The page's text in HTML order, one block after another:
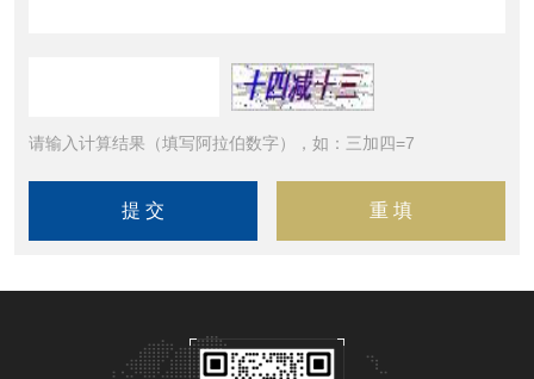
请输入计算结果（填写阿拉伯数字），如：三加四=7